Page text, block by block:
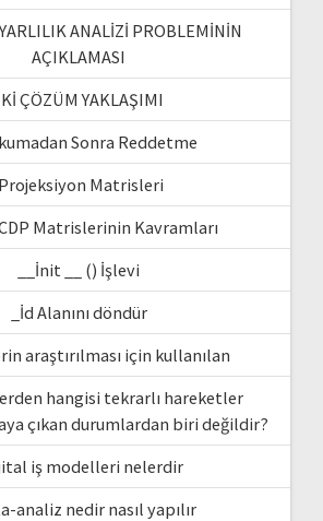
ANALİZİ PROBLEMİNİN
AÇIKLAMASI
ÇÖZÜM YAKLAŞIMI
Sonra Reddetme
Projeksiyon Matrisleri
Matrislerinin Kavramları
__İnit __ () İşlevi
_İd Alanını döndür
araştırılması için kullanılan
hangisi tekrarlı hareketler
çıkan durumlardan biri değildir?
iş modelleri nelerdir
analiz nedir nasıl yapılır